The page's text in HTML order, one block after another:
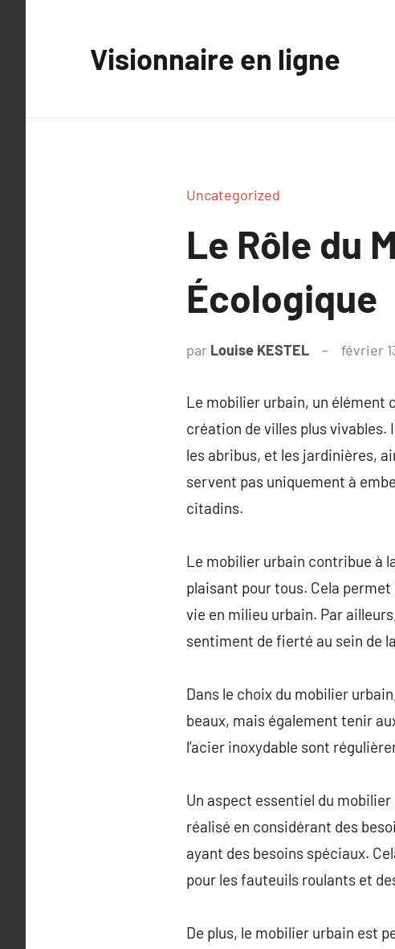
Visionnaire en ligne
Uncategorized
Le Rôle du
Écologique
par Louise KESTEL février
Le mobilier urbain, un élément
création de villes plus vivables.
les abribus, et les jardinières,
servent pas uniquement à
citadins.
Le mobilier urbain contribue à
plaisant pour tous. Cela
vie en milieu urbain. Par
sentiment de fierté au sein de
Dans le choix du mobilier
beaux, mais également tenir
l’acier inoxydable sont
Un aspect essentiel du
réalisé en considérant des
ayant des besoins spéciaux.
pour les fauteuils roulants et
De plus, le mobilier urbain est